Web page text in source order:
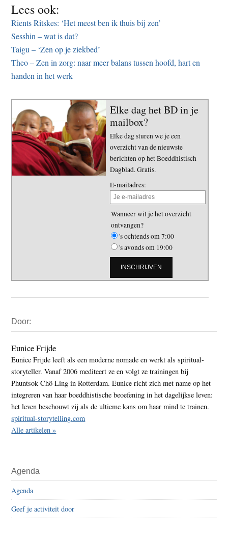
Lees ook:
Rients Ritskes: ‘Het meest ben ik thuis bij zen’
Sesshin – wat is dat?
Taigu – ‘Zen op je ziekbed’
Theo – Zen in zorg: naar meer balans tussen hoofd, hart en
handen in het werk
Elke dag het BD in je
mailbox?
Elke dag sturen we je een
overzicht van de nieuwste
berichten op het Boeddhistisch
Dagblad. Gratis.
E-mailadres:
Wanneer wil je het overzicht
ontvangen?
's ochtends om 7:00
's avonds om 19:00
Sidebar
Door:
Eunice Frijde
Eunice Frijde leeft als een moderne nomade en werkt als spiritual-
storyteller. Vanaf 2006 mediteert ze en volgt ze trainingen bij
Phuntsok Chö Ling in Rotterdam. Eunice richt zich met name op het
integreren van haar boeddhistische beoefening in het dagelijkse leven:
het leven beschouwt zij als de ultieme kans om haar mind te trainen.
spiritual-storytelling.com
Alle artikelen »
Agenda
Agenda
Geef je activiteit door